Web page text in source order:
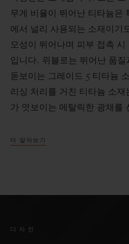
무게 비율이 뛰어난 티타늄은
에서 널리 사용되는 소재이기
모성이 뛰어나며 피부 접촉 시
입니다. 위블로는 뛰어난 품질
돋보이는 그레이드 5 티타늄
리싱 처리를 거친 티타늄 소재
가 엿보이는 메탈릭한 광채를
더 알아보기
디자인